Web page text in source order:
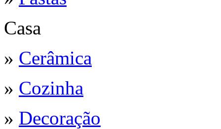
Casa
» Cerâmica
» Cozinha
» Decoração